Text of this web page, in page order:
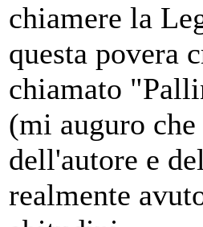
chiamere la
questa povera
chiamato
(mi auguro
dell'autore e
realmente